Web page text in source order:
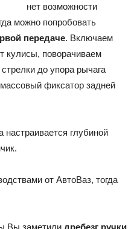
нет возможности
можно попробовать
передаче. Включаем
кулисы, поворачиваем
до упора рычага
фиксатор задней
глубиной
от АвтоВаз, тогда
Вы заметили дребезг ручки